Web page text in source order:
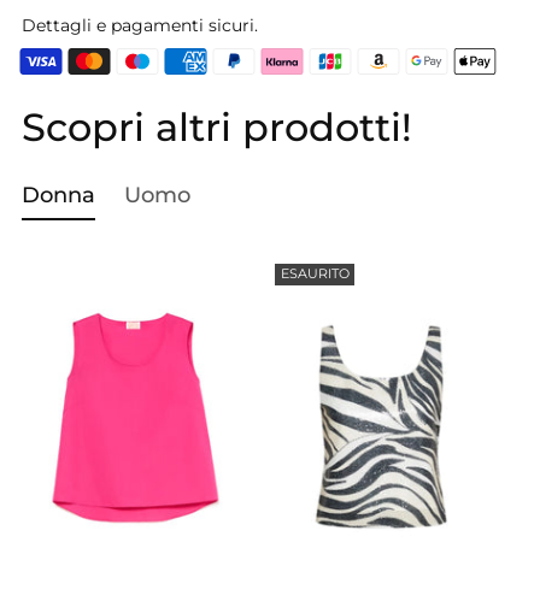
Dettagli e pagamenti sicuri.
Aggiungere
un
al
Scopri altri prodotti!
Donna Uomo
ESAURITO